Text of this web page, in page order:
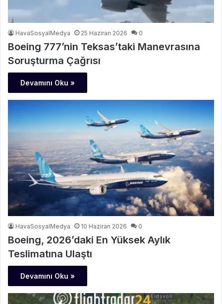
HavaSosyalMedya 25 Haziran 2026 0
Boeing 777’nin Teksas’taki Manevrasına
Soruşturma Çağrısı
Devamını Oku »
HavaSosyalMedya 10 Haziran 2026 0
Boeing, 2026’daki En Yüksek Aylık
Teslimatına Ulaştı
Devamını Oku »